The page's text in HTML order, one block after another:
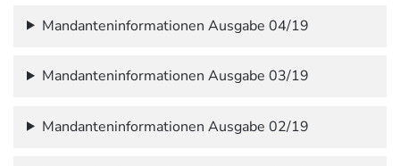
Mandanteninformationen Ausgabe 04/19
Mandanteninformationen Ausgabe 03/19
Mandanteninformationen Ausgabe 02/19